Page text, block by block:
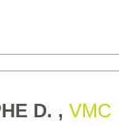
D. , VMC